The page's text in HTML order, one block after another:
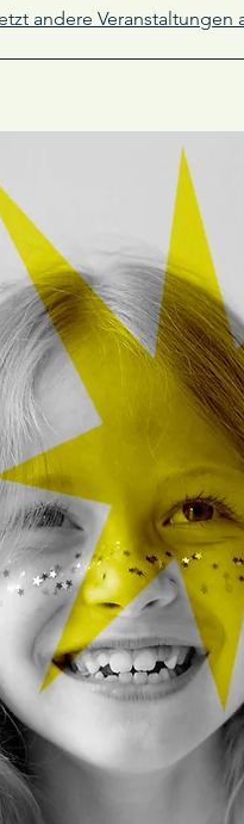
andere Veranstaltungen